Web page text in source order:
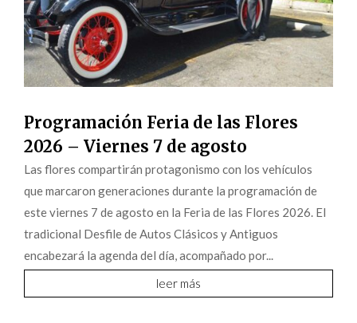
Programación Feria de las Flores
2026 – Viernes 7 de agosto
Las flores compartirán protagonismo con los vehículos
que marcaron generaciones durante la programación de
este viernes 7 de agosto en la Feria de las Flores 2026. El
tradicional Desfile de Autos Clásicos y Antiguos
encabezará la agenda del día, acompañado por...
leer más